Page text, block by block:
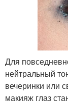
Для
нейтральный
вечеринки или
макияж глаз